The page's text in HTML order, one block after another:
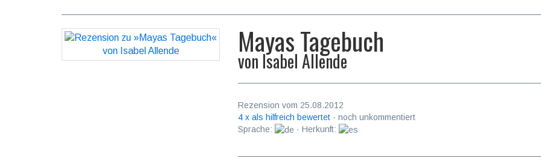
Mayas Tagebuch
von Isabel Allende
Rezension vom 25.08.2012
4 x als hilfreich bewertet · noch unkommentiert
Sprache:
· Herkunft: